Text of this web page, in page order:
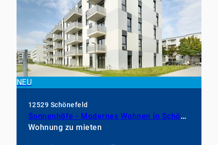
NEU
12529 Schönefeld
Sonnenhöfe - Modernes Wohnen in Schönefeld
Wohnung zu mieten